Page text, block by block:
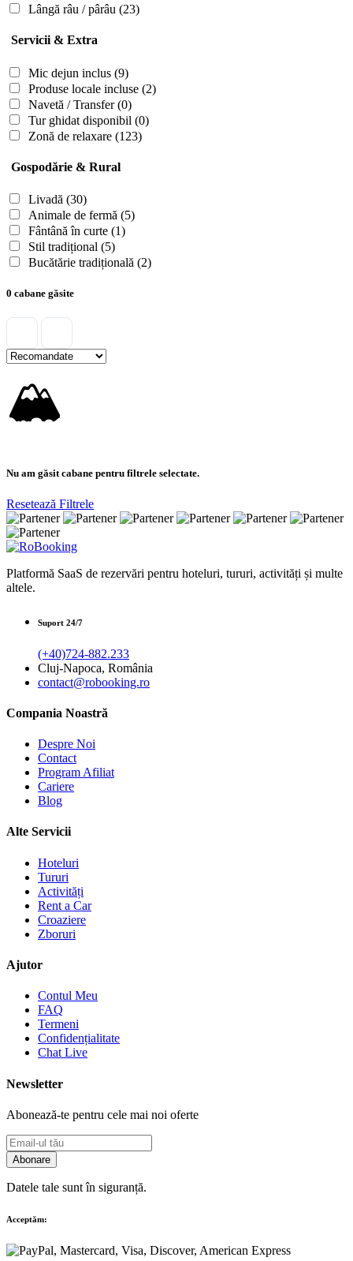
Lângă râu / pârâu (23)
Servicii & Extra
Mic dejun inclus (9)
Produse locale incluse (2)
Navetă / Transfer(0)
Tur ghidat disponibil (0)
Zonă de relaxare (123)
Gospodărie & Rural
Livadă (30)
Animale de fermă (5)
Fântână în curte (1)
Stil tradițional (5)
Bucătărie tradițională (2)
0 cabane găsite
🏔
Nu am găsit cabane pentru filtrele selectate.
Resetează Filtrele
Platformă SaaS de rezervări pentru hoteluri, tururi, activități și multe
altele.
Suport 24/7
(+40)724-882.233
Cluj-Napoca, România
contact@robooking.ro
Compania Noastră
Despre Noi
Contact
Program Afiliat
Cariere
Blog
Alte Servicii
Hoteluri
Tururi
Activități
Rent a Car
Croaziere
Zboruri
Ajutor
Contul Meu
FAQ
Termeni
Confidențialitate
Chat Live
Newsletter
Abonează-te pentru cele mai noi oferte
Abonare
Datele tale sunt în siguranță.
Acceptăm: